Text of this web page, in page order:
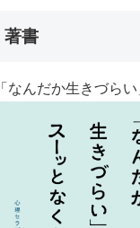
著書
「なんだか生きづら